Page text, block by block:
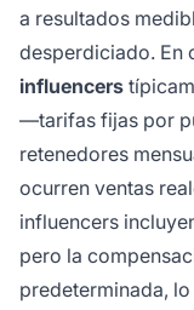
a resultados
desperdiciado. En
influencers
—tarifas fijas por
retenedores
ocurren ventas
influencers
pero la
predeterminada,